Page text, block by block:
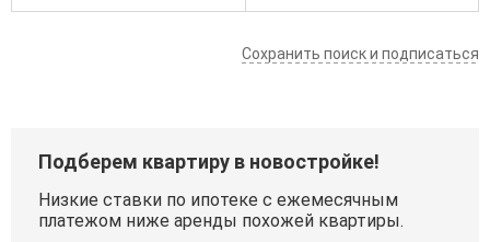
Сохранить поиск и подписаться
Подберем квартиру в новостройке!
Низкие ставки по ипотеке с ежемесячным
платежом ниже аренды похожей квартиры.